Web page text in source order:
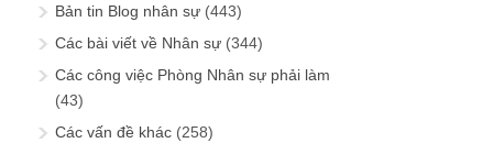
Bản tin Blog nhân sự (443)
Các bài viết về Nhân sự (344)
Các công việc Phòng Nhân sự phải làm
(43)
Các vấn đề khác (258)